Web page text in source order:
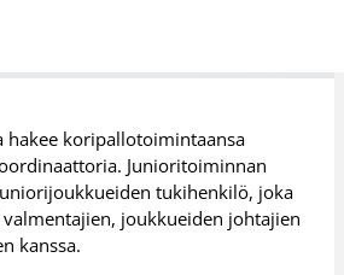
hakee koripallotoimintaansa
Junioritoiminnan
tukihenkilö, joka
joukkueiden johtajien
kanssa.